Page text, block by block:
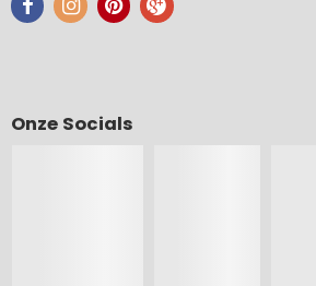
Onze Socials